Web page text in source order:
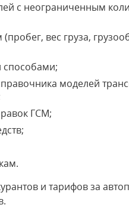
с неограниченным
вес груза,
моделей
ГСМ;
и тарифов за